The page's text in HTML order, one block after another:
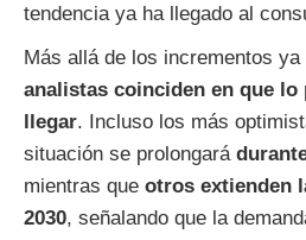
tendencia ya ha llegado al
Más allá de los incrementos ya
analistas coinciden en que
llegar. Incluso los más
situación se prolongará
mientras que otros extienden
2030, señalando que la